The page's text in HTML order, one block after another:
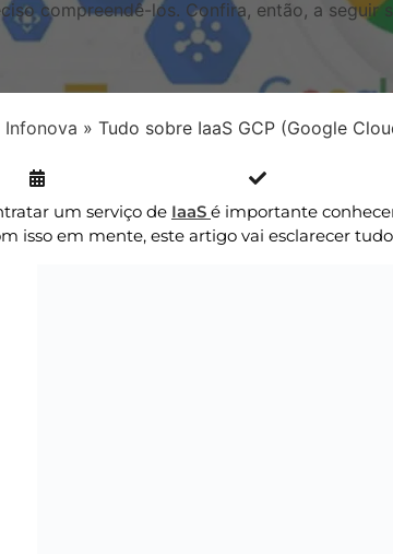
compreendê-los. Confira, então, a seguir
Infonova » Tudo sobre IaaS GCP (Google
um serviço de IaaS é importante
isso em mente, este artigo vai esclarecer